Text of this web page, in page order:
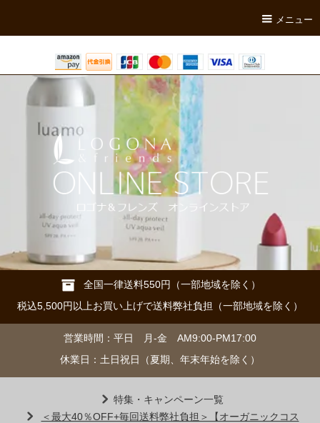
メニュー
全国一律送料550円（一部地域を除く）
税込5,500円以上お買い上げで送料弊社負担（一部地域を除く）
営業時間：平日 月-金 AM9:00-PM17:00
休業日：土日祝日（夏期、年末年始を除く）
特集・キャンペーン一覧
＜最大40％OFF+毎回送料弊社負担＞【オーガニックコス